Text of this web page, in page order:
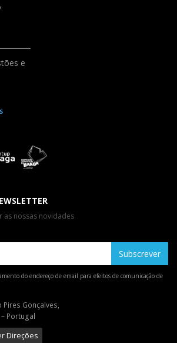
e
as nossas novidades
Subscrever
do endereço de email para efeitos de comunicação de
Pires Gonçalves,
Portugal
Direções